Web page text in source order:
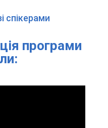
спікерами
програми